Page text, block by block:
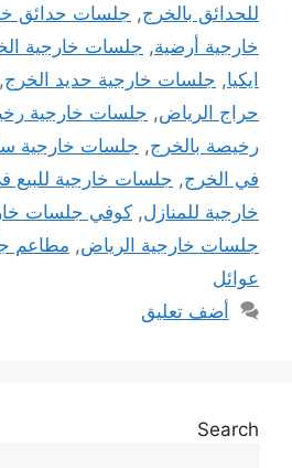
للحدائق بالخرج, جلسات حدائق
خارجية أرضية, جلسات خارجية
ايكيا, جلسات خارجية حديد الخرج,
حراج الرياض, جلسات خارجية
رخيصة بالخرج, جلسات خارجية
في الخرج, جلسات خارجية للبيع
خارجية للمنازل, كوفي جلسات
جلسات خارجية الرياض, مطاعم
عوائل
أضف تعليق
Search